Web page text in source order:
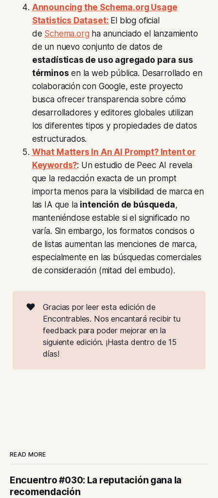
Announcing the Schema.org Usage
Statistics Dataset: El blog oficial
de Schema.org ha anunciado el lanzamiento
de un nuevo conjunto de datos de
estadísticas de uso agregado para sus
términos en la web pública. Desarrollado en
colaboración con Google, este proyecto
busca ofrecer transparencia sobre cómo
desarrolladores y editores globales utilizan
los diferentes tipos y propiedades de datos
estructurados.
What Matters In An AI Prompt? Intent or
Keywords?: Un estudio de Peec AI revela
que la redacción exacta de un prompt
importa menos para la visibilidad de marca en
las IA que la intención de búsqueda,
manteniéndose estable si el significado no
varía. Sin embargo, los formatos concisos o
de listas aumentan las menciones de marca,
especialmente en las búsquedas comerciales
de consideración (mitad del embudo).
❤️
Gracias por leer esta edición de
Encontrables. Nos encantará recibir tu
feedback para poder mejorar en la
siguiente edición. ¡Hasta dentro de 15
días!
READ MORE
Encuentro #030: La reputación gana la
recomendación